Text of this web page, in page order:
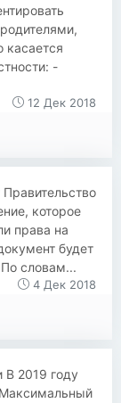
касается
-
12 Дек 2018
которое
права на
будет
словам...
4 Дек 2018
2019 году
Максимальный